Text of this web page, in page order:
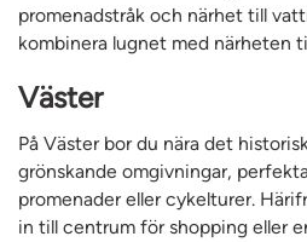
promenadstråk och närhet till
kombinera lugnet med närheten
Väster
På Väster bor du nära det
grönskande omgivningar,
promenader eller cykelturer.
in till centrum för shopping eller